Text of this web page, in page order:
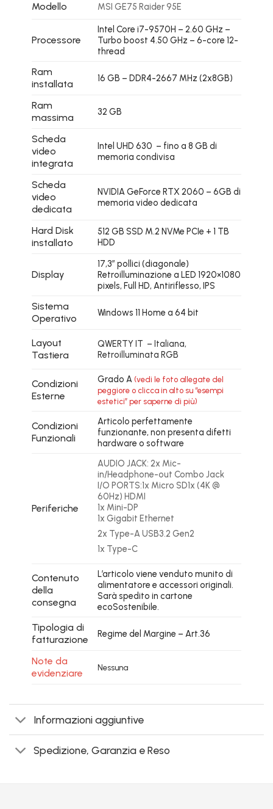
Modello MSI GE75 Raider 95E
Processore
Intel Core i7-9570H – 2.60 GHz –
Turbo boost 4.50 GHz – 6-core 12-
thread
Ram
installata
16 GB – DDR4-2667 MHz (2x8GB)
Ram
massima
32 GB
Scheda
video
integrata
Intel UHD 630 – fino a 8 GB di
memoria condivisa
Scheda
video
dedicata
NVIDIA GeForce RTX 2060 – 6GB di
memoria video dedicata
Hard Disk
installato
512 GB SSD M.2 NVMe PCIe + 1 TB
HDD
Display
17,3″ pollici (diagonale)
Retroilluminazione a LED 1920×1080
pixels, Full HD, Antiriflesso, IPS
Sistema
Operativo
Windows 11 Home a 64 bit
Layout
Tastiera
QWERTY IT – Italiana,
Retroilluminata RGB
Condizioni
Esterne
Grado A (vedi le foto allegate del
peggiore o clicca in alto su “esempi
estetici” per saperne di più)
Condizioni
Funzionali
Articolo perfettamente
funzionante, non presenta difetti
hardware o software
Periferiche
AUDIO JACK: 2x Mic-
in/Headphone-out Combo Jack
I/O PORTS:1x Micro SD1x (4K @
60Hz) HDMI
1x Mini-DP
1x Gigabit Ethernet
2x Type-A USB3.2 Gen2
1x Type-C
Contenuto
della
consegna
L’articolo viene venduto munito di
alimentatore e accessori originali.
Sarà spedito in cartone
ecoSostenibile.
Tipologia di
fatturazione
Regime del Margine – Art.36
Note da
evidenziare
Nessuna
Informazioni aggiuntive
Spedizione, Garanzia e Reso